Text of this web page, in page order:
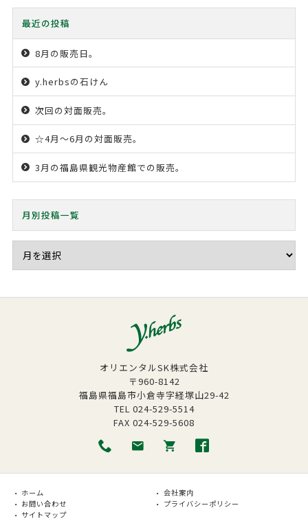
最近の投稿
8月の販売日。
y.herbsの石けん
次回の対面販売。
☆4月〜6月の対面販売。
3月の福島県観光物産館での販売。
月別投稿一覧
オリエンタルSK株式会社
〒960-8142
福島県福島市小倉寺字経塚山29-42
TEL 024-529-5514
FAX 024-529-5608
ホーム
会社案内
お問い合わせ
プライバシーポリシー
サイトマップ